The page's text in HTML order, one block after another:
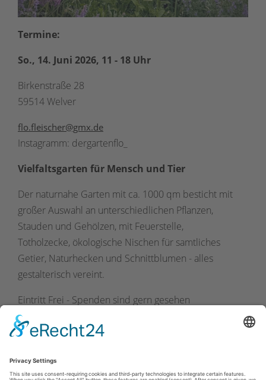
Termine:
So., 14. Juni 2026, 11 - 18 Uhr
Birkenstraße 28
59514 Welver
flo.fleischer@gmx.de
Instagramm: dergartenflo_
Vielfaltsgarten für Mensch und Tier
Der naturnahe Garten mit ca. 1000 qm besticht mit
großer Auswahl an unterschiedlichen Pflanzen,
Stauden und Gehölzen, mit Feuerstelle,
Totholzecke, ökologische Nischen für samtliches
Getier, Naturhecken und Schnittblumen - alles
gestalterisch vereint.
Eintritt Frei - Spenden sind gern gesehen
Waffeln und Getränke gegen eine Spende / WC /
Barrierefrei (Rollstuhl ist schwierig)